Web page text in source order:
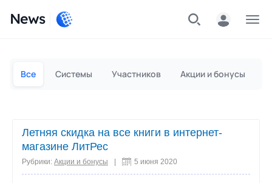
News
Все Системы Участников Акции и бонусы
Летняя скидка на все книги в интернет-
магазине ЛитРес
Рубрики: Акции и бонусы 5 июня 2020